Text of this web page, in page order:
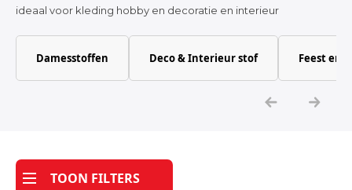
Katoen
Tijdpakker stof
ideaal voor kleding hobby en decoratie en interieur
Damesstoffen Deco & Interieur stof Feest en
TOON FILTERS